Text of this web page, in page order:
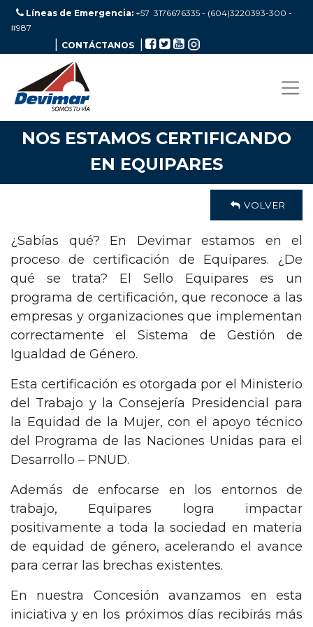
Líneas de Emergencia: +57 3176676335 - (604)3220393-300 -
#987
CONTÁCTANOS
NOS ESTAMOS CERTIFICANDO
EN EQUIPARES
VOLVER
¿Sabías qué? En Devimar estamos en el
proceso de certificación de Equipares. ¿De
qué se trata? El Sello Equipares es un
programa de certificación, que reconoce a las
empresas y organizaciones que implementan
correctamente el Sistema de Gestión de
Igualdad de Género.
Esta certificación es otorgada por el Ministerio
del Trabajo y la Consejería Presidencial para
la Equidad de la Mujer, con el apoyo técnico
del Programa de las Naciones Unidas para el
Desarrollo – PNUD.
Además de enfocarse en los entornos de
trabajo, Equipares logra impactar
positivamente a toda la sociedad en materia
de equidad de género, acelerando el avance
para cerrar las brechas existentes.
En nuestra Concesión avanzamos en esta
iniciativa y en los próximos días recibirás más